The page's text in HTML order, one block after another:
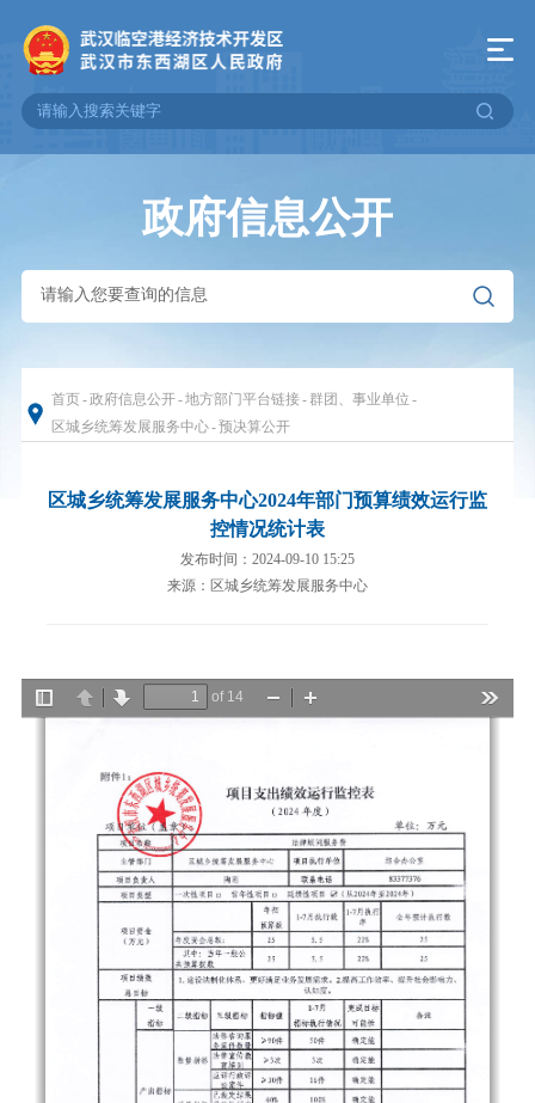
政府信息公开
首页-政府信息公开-地方部门平台链接- 群团、事业单位 -
区城乡统筹发展服务中心-预决算公开
区城乡统筹发展服务中心2024年部门预算绩效运行监
控情况统计表
发布时间：2024-09-10 15:25
来源：区城乡统筹发展服务中心